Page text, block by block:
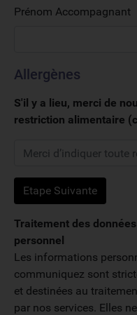
Prénom Accompagnant
Allergènes
S'il y a lieu, merci de
restriction alimentaire
Traitement des
personnel
Les informations
communiquez sont
et destinées au
par nos services. Elles